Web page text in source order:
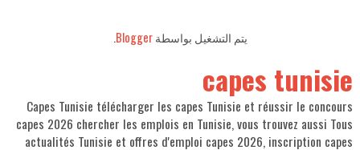
يتم التشغيل بواسطةBlogger
.
capes tunisie
Capes Tunisie télécharger les capes Tunisie et réussir le concours
capes 2026 chercher les emplois en Tunisie, vous trouvez aussi Tous
actualités Tunisie et offres d'emploi capes 2026, inscription capes